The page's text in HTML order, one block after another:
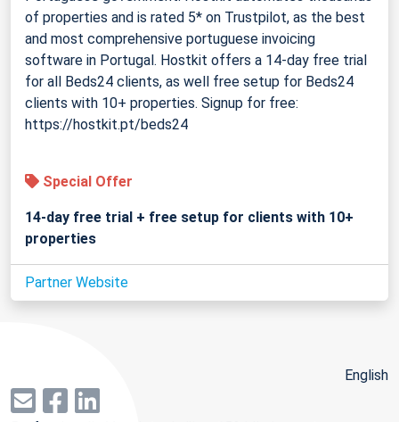
of properties and is rated 5* on Trustpilot, as the best
and most comprehensive portuguese invoicing
software in Portugal. Hostkit offers a 14-day free trial
for all Beds24 clients, as well free setup for Beds24
clients with 10+ properties. Signup for free:
https://hostkit.pt/beds24
Special Offer
14-day free trial + free setup for clients with 10+
properties
Partner Website
English